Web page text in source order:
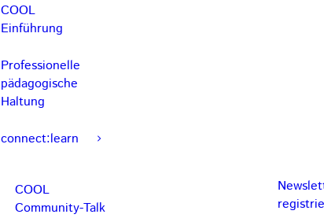
COOL
Einführung
Professionelle
pädagogische
Haltung
connect:learn
COOL
Community-Talk